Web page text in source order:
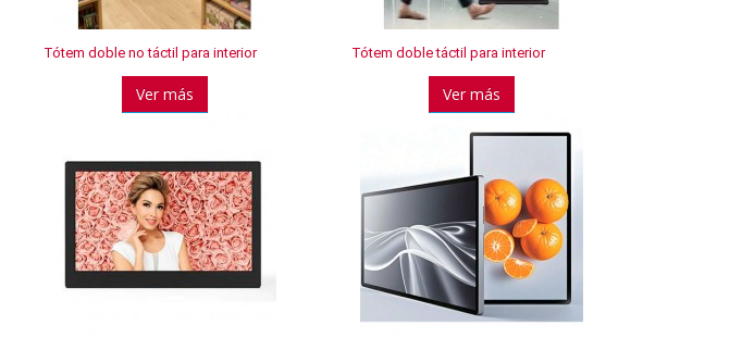
Tótem doble no táctil para interior
Ver más
Tótem doble táctil para interior
Ver más